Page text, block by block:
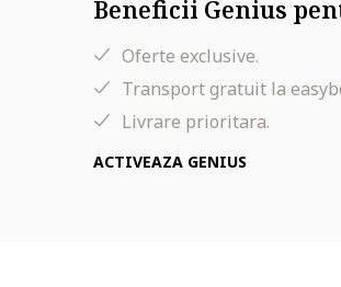
Beneficii Genius
Oferte exclusive.
Transport gratuit la
Livrare prioritara.
ACTIVEAZA GENIUS